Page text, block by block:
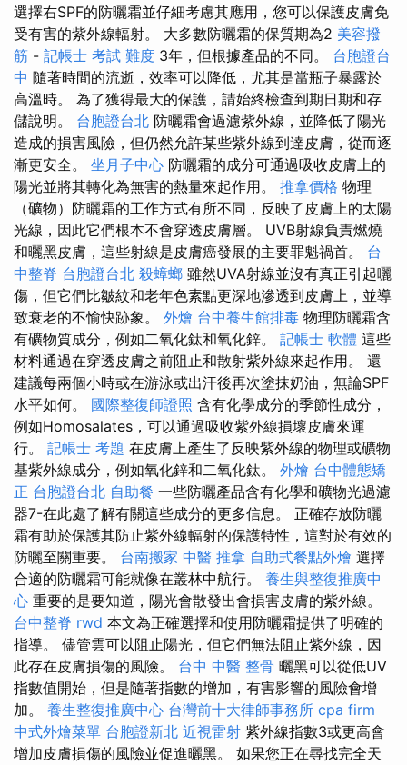
選擇右SPF的防曬霜並仔細考慮其應用，您可以保護皮膚免
受有害的紫外線輻射。 大多數防曬霜的保質期為2 美容撥
筋 - 記帳士 考試 難度 3年，但根據產品的不同。 台胞證台
中 隨著時間的流逝，效率可以降低，尤其是當瓶子暴露於
高溫時。 為了獲得最大的保護，請始終檢查到期日期和存
儲說明。 台胞證台北 防曬霜會過濾紫外線，並降低了陽光
造成的損害風險，但仍然允許某些紫外線到達皮膚，從而逐
漸更安全。 坐月子中心 防曬霜的成分可通過吸收皮膚上的
陽光並將其轉化為無害的熱量來起作用。 推拿價格 物理
（礦物）防曬霜的工作方式有所不同，反映了皮膚上的太陽
光線，因此它們根本不會穿透皮膚層。 UVB射線負責燃燒
和曬黑皮膚，這些射線是皮膚癌發展的主要罪魁禍首。 台
中整脊 台胞證台北 殺蟑螂 雖然UVA射線並沒有真正引起曬
傷，但它們比皺紋和老年色素點更深地滲透到皮膚上，並導
致衰老的不愉快跡象。 外燴 台中養生館排毒 物理防曬霜含
有礦物質成分，例如二氧化鈦和氧化鋅。 記帳士 軟體 這些
材料通過在穿透皮膚之前阻止和散射紫外線來起作用。 還
建議每兩個小時或在游泳或出汗後再次塗抹奶油，無論SPF
水平如何。 國際整復師證照 含有化學成分的季節性成分，
例如Homosalates，可以通過吸收紫外線損壞皮膚來運
行。 記帳士 考題 在皮膚上產生了反映紫外線的物理或礦物
基紫外線成分，例如氧化鋅和二氧化鈦。 外燴 台中體態矯
正 台胞證台北 自助餐 一些防曬產品含有化學和礦物光過濾
器7-在此處了解有關這些成分的更多信息。 正確存放防曬
霜有助於保護其防止紫外線輻射的保護特性，這對於有效的
防曬至關重要。 台南搬家 中醫 推拿 自助式餐點外燴 選擇
合適的防曬霜可能就像在叢林中航行。 養生與整復推廣中
心 重要的是要知道，陽光會散發出會損害皮膚的紫外線。
台中整脊 rwd 本文為正確選擇和使用防曬霜提供了明確的
指導。 儘管雲可以阻止陽光，但它們無法阻止紫外線，因
此存在皮膚損傷的風險。 台中 中醫 整骨 曬黑可以從低UV
指數值開始，但是隨著指數的增加，有害影響的風險會增
加。 養生整復推廣中心 台灣前十大律師事務所 cpa firm
中式外燴菜單 台胞證新北 近視雷射 紫外線指數3或更高會
增加皮膚損傷的風險並促進曬黑。 如果您正在尋找完全天